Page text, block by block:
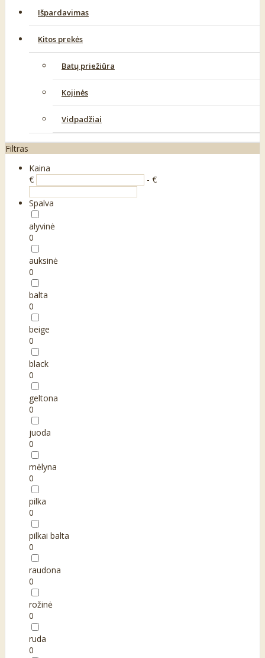
Išpardavimas
Kitos prekės
Batų priežiūra
Kojinės
Vidpadžiai
Filtras
Kaina
€
- €
Spalva
alyvinė
0
auksinė
0
balta
0
beige
0
black
0
geltona
0
juoda
0
mėlyna
0
pilka
0
pilkai balta
0
raudona
0
rožinė
0
ruda
0